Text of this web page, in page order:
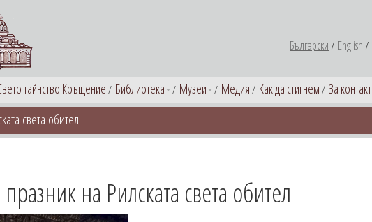
Български English
тайнство Кръщение Библиотека Музеи Медия Как да стигнем За контакт
света обител
на Рилската света обител